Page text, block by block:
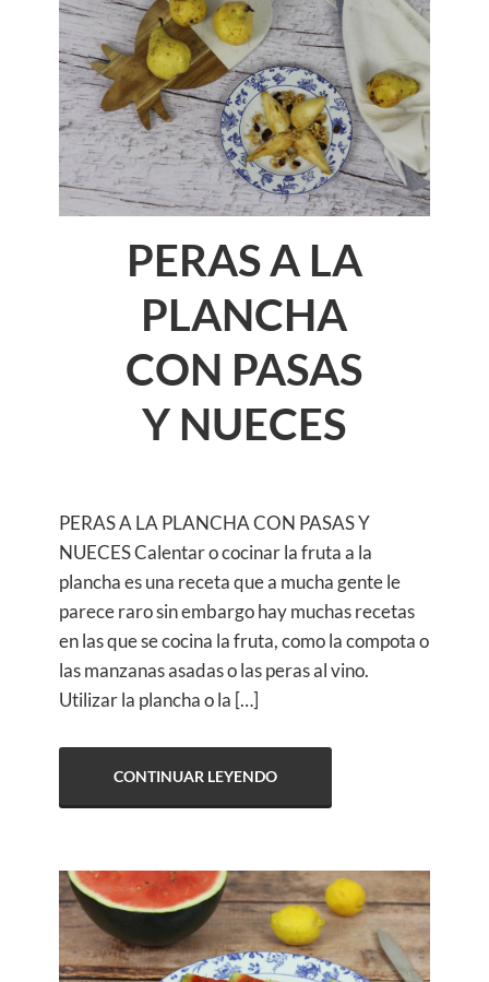
PERAS A LA
PLANCHA
CON PASAS
Y NUECES
PERAS A LA PLANCHA CON PASAS Y
NUECES Calentar o cocinar la fruta a la
plancha es una receta que a mucha gente le
parece raro sin embargo hay muchas recetas
en las que se cocina la fruta, como la compota o
las manzanas asadas o las peras al vino.
Utilizar la plancha o la […]
CONTINUAR LEYENDO